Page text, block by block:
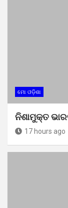
ମୋ ଓଡ଼ିଶା
ନିଶାମୁକ୍ତ
17 hours ago